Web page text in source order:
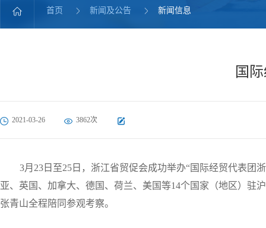
首页 新闻及公告 新闻信息
国
2021-03-26 3862次
3月23日至25日，浙江省贸促会成功举办“国际经贸代表
亚、英国、加拿大、德国、荷兰、美国等14个国家（地区）驻
张青山全程陪同参观考察。